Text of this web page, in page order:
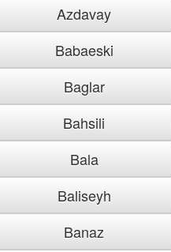
Azdavay
Babaeski
Baglar
Bahsili
Bala
Baliseyh
Banaz